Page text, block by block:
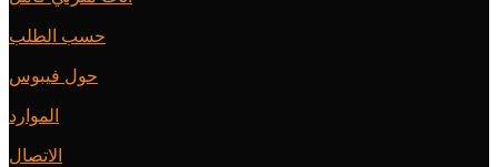
حسب الطلب
حول فيبوس
الموارد
الاتصال